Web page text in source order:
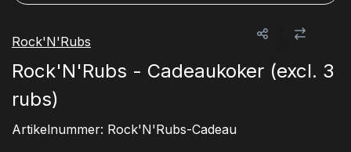
Rock'N'Rubs
Rock'N'Rubs - Cadeaukoker (excl. 3
rubs)
Artikelnummer: Rock'N'Rubs-Cadeau